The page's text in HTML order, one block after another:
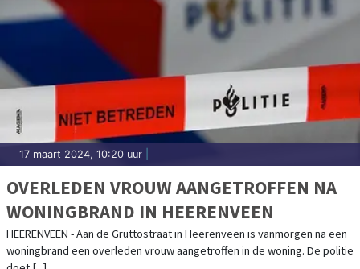
17 maart 2024, 10:20 uur
OVERLEDEN VROUW AANGETROFFEN NA
WONINGBRAND IN HEERENVEEN
HEERENVEEN - Aan de Gruttostraat in Heerenveen is vanmorgen na een
woningbrand een overleden vrouw aangetroffen in de woning. De politie